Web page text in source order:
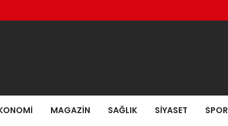
MAGAZIN SAĞLIK SIYASET SPOR